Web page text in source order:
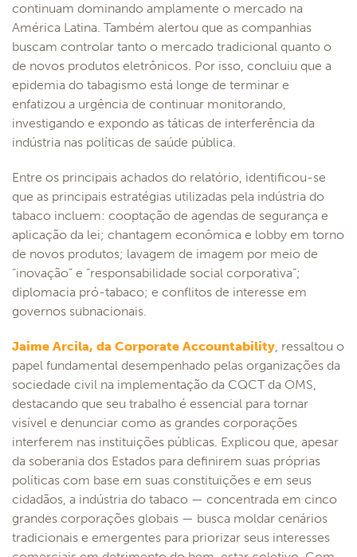
continuam dominando amplamente o mercado na
América Latina. Também alertou que as companhias
buscam controlar tanto o mercado tradicional quanto o
de novos produtos eletrônicos. Por isso, concluiu que a
epidemia do tabagismo está longe de terminar e
enfatizou a urgência de continuar monitorando,
investigando e expondo as táticas de interferência da
indústria nas políticas de saúde pública.
Entre os principais achados do relatório, identificou-se
que as principais estratégias utilizadas pela indústria do
tabaco incluem: cooptação de agendas de segurança e
aplicação da lei; chantagem econômica e lobby em torno
de novos produtos; lavagem de imagem por meio de
“inovação” e “responsabilidade social corporativa”;
diplomacia pró-tabaco; e conflitos de interesse em
governos subnacionais.
Jaime Arcila, da Corporate Accountability, ressaltou o
papel fundamental desempenhado pelas organizações da
sociedade civil na implementação da CQCT da OMS,
destacando que seu trabalho é essencial para tornar
visível e denunciar como as grandes corporações
interferem nas instituições públicas. Explicou que, apesar
da soberania dos Estados para definirem suas próprias
políticas com base em suas constituições e em seus
cidadãos, a indústria do tabaco — concentrada em cinco
grandes corporações globais — busca moldar cenários
tradicionais e emergentes para priorizar seus interesses